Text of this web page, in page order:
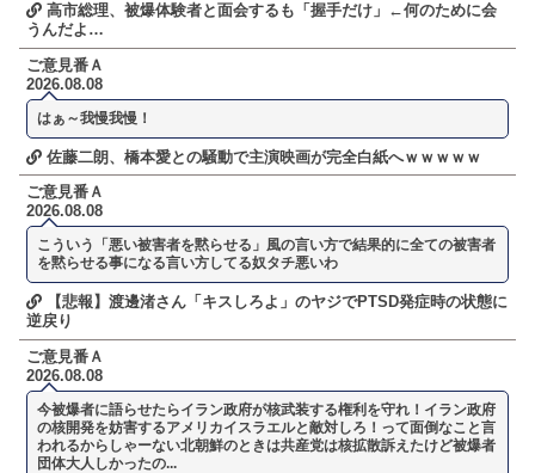
高市総理、被爆体験者と面会するも「握手だけ」←何のために会
うんだよ…
ご意見番Ａ
2026.08.08
はぁ～我慢我慢！
佐藤二朗、橋本愛との騒動で主演映画が完全白紙へｗｗｗｗｗ
ご意見番Ａ
2026.08.08
こういう「悪い被害者を黙らせる」風の言い方で結果的に全ての被害者
を黙らせる事になる言い方してる奴タチ悪いわ
【悲報】渡邊渚さん「キスしろよ」のヤジでPTSD発症時の状態に
逆戻り
ご意見番Ａ
2026.08.08
今被爆者に語らせたらイラン政府が核武装する権利を守れ！イラン政府
の核開発を妨害するアメリカイスラエルと敵対しろ！って面倒なこと言
われるからしゃーない北朝鮮のときは共産党は核拡散訴えたけど被爆者
団体大人しかったの...